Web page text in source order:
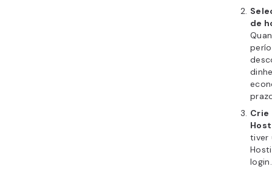
de
Crie
tiver
login.